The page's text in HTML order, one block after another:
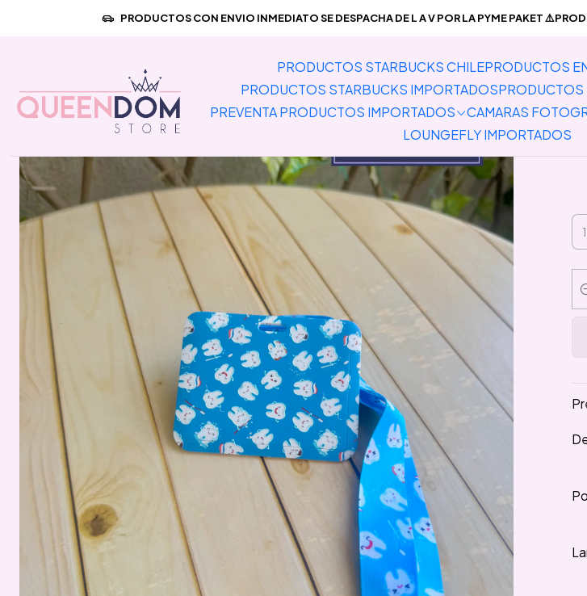
PRODUCTOS STARBUCKS CHILEPRODUCTOS
PRODUCTOS STARBUCKS IMPORTADOSPRODUCTOS
PREVENTA PRODUCTOS IMPORTADOS
CAMARAS
LOUNGEFLY IMPORTADOS
PRODUCTOS CON ENVIO INMEDIATO SE DESPACHA DE L A V POR LA PYME PAKET
Inicio PREVENTA PRODUCTOS IMPORTADOS Lanyards Horizontal